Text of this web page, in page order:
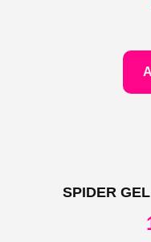
SPIDER